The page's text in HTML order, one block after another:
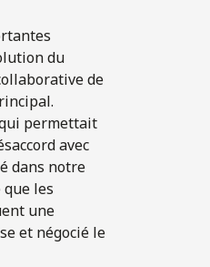
du
de
permettait
avec
dans notre
les
une
et négocié le